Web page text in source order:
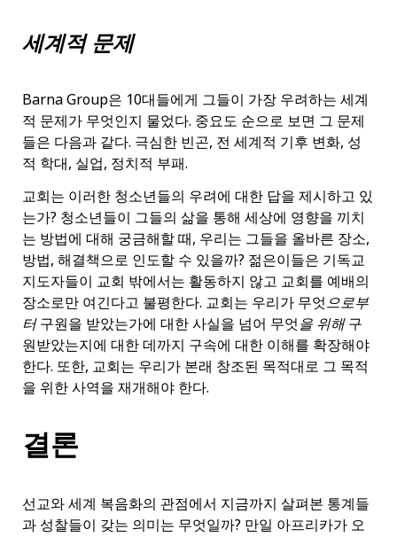
세계적 문제
Barna Group은 10대들에게 그들이 가장 우려하는 세계
적 문제가 무엇인지 물었다. 중요도 순으로 보면 그 문제
들은 다음과 같다. 극심한 빈곤, 전 세계적 기후 변화, 성
적 학대, 실업, 정치적 부패.
교회는 이러한 청소년들의 우려에 대한 답을 제시하고 있
는가? 청소년들이 그들의 삶을 통해 세상에 영향을 끼치
는 방법에 대해 궁금해할 때, 우리는 그들을 올바른 장소,
방법, 해결책으로 인도할 수 있을까? 젊은이들은 기독교
지도자들이 교회 밖에서는 활동하지 않고 교회를 예배의
장소로만 여긴다고 불평한다. 교회는 우리가 무엇으로부
터구원을 받았는가에 대한 사실을 넘어 무엇을 위해구
원받았는지에 대한 데까지 구속에 대한 이해를 확장해야
한다. 또한, 교회는 우리가 본래 창조된 목적대로 그 목적
을 위한 사역을 재개해야 한다.
결론
선교와 세계 복음화의 관점에서 지금까지 살펴본 통계들
과 성찰들이 갖는 의미는 무엇일까? 만일 아프리카가 오